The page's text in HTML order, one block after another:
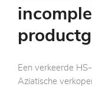
Een verkeerde
Aziatische